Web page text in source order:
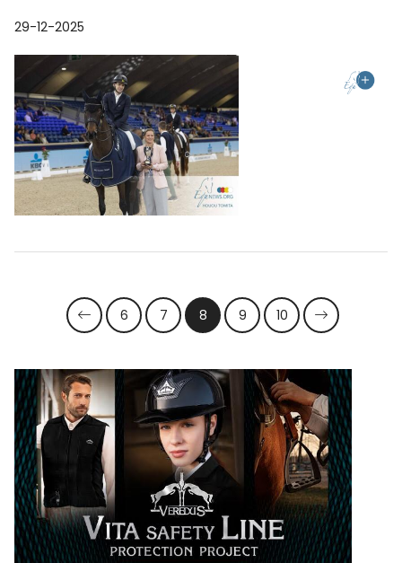
29-12-2025
6 7 8 9 10